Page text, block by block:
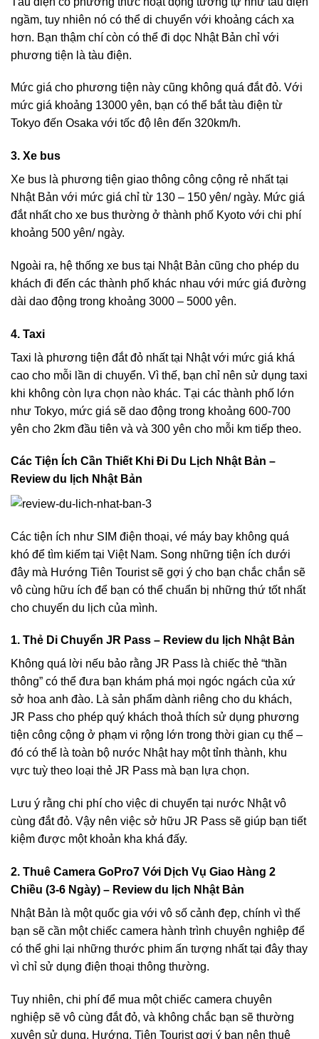
ngầm, tuy nhiên nó có thể di chuyển với khoảng cách xa
hơn. Bạn thậm chí còn có thể đi dọc Nhật Bản chỉ với
phương tiện là tàu điện.
Mức giá cho phương tiện này cũng không quá đắt đỏ. Với
mức giá khoảng 13000 yên, bạn có thể bắt tàu điện từ
Tokyo đến Osaka với tốc độ lên đến 320km/h.
3. Xe bus
Xe bus là phương tiện giao thông công cộng rẻ nhất tại
Nhật Bản với mức giá chỉ từ 130 – 150 yên/ ngày. Mức giá
đắt nhất cho xe bus thường ở thành phố Kyoto với chi phí
khoảng 500 yên/ ngày.
Ngoài ra, hệ thống xe bus tại Nhật Bản cũng cho phép du
khách đi đến các thành phố khác nhau với mức giá đường
dài dao động trong khoảng 3000 – 5000 yên.
4. Taxi
Taxi là phương tiện đắt đỏ nhất tại Nhật với mức giá khá
cao cho mỗi lần di chuyển. Vì thế, bạn chỉ nên sử dụng taxi
khi không còn lựa chọn nào khác. Tại các thành phố lớn
như Tokyo, mức giá sẽ dao động trong khoảng 600-700
yên cho 2km đầu tiên và và 300 yên cho mỗi km tiếp theo.
Các Tiện Ích Cần Thiết Khi Đi Du Lịch Nhật Bản –
Review du lịch Nhật Bản
Các tiện ích như SIM điện thoại, vé máy bay không quá
khó để tìm kiếm tại Việt Nam. Song những tiện ích dưới
đây mà Hướng Tiên Tourist sẽ gợi ý cho bạn chắc chắn sẽ
vô cùng hữu ích để bạn có thể chuẩn bị những thứ tốt nhất
cho chuyến du lịch của mình.
1. Thẻ Di Chuyển JR Pass – Review du lịch Nhật Bản
Không quá lời nếu bảo rằng JR Pass là chiếc thẻ “thần
thông” có thể đưa bạn khám phá mọi ngóc ngách của xứ
sở hoa anh đào. Là sản phẩm dành riêng cho du khách,
JR Pass cho phép quý khách thoả thích sử dụng phương
tiện công cộng ở phạm vi rộng lớn trong thời gian cụ thể –
đó có thể là toàn bộ nước Nhật hay một tỉnh thành, khu
vực tuỳ theo loại thẻ JR Pass mà bạn lựa chọn.
Lưu ý rằng chi phí cho việc di chuyển tại nước Nhật vô
cùng đắt đỏ. Vậy nên việc sở hữu JR Pass sẽ giúp bạn tiết
kiệm được một khoản kha khá đấy.
2. Thuê Camera GoPro7 Với Dịch Vụ Giao Hàng 2
Chiều (3-6 Ngày) – Review du lịch Nhật Bản
Nhật Bản là một quốc gia với vô số cảnh đẹp, chính vì thế
bạn sẽ cần một chiếc camera hành trình chuyên nghiệp để
có thể ghi lại những thước phim ấn tượng nhất tại đây thay
vì chỉ sử dụng điện thoại thông thường.
Tuy nhiên, chi phí để mua một chiếc camera chuyên
nghiệp sẽ vô cùng đắt đỏ, và không chắc bạn sẽ thường
xuyên sử dụng. Hướng. Tiên Tourist gợi ý bạn nên thuê